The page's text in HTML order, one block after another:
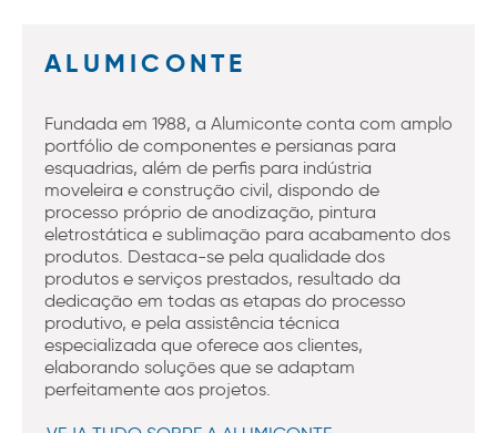
ALUMICONTE
Fundada em 1988, a Alumiconte conta com amplo
portfólio de componentes e persianas para
esquadrias, além de perfis para indústria
moveleira e construção civil, dispondo de
processo próprio de anodização, pintura
eletrostática e sublimação para acabamento dos
produtos. Destaca-se pela qualidade dos
produtos e serviços prestados, resultado da
dedicação em todas as etapas do processo
produtivo, e pela assistência técnica
especializada que oferece aos clientes,
elaborando soluções que se adaptam
perfeitamente aos projetos.